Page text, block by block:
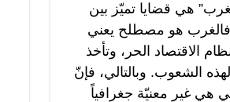
هي قضايا تميّز بين
هو مصطلح يعني
الاقتصاد الحر، وتأخذ
الشعوب. وبالتالي، فإنّ
هي غير معنيّة جغرافياً